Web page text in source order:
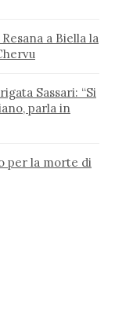
a Biella la
Sassari: “Si
parla in
per la morte di